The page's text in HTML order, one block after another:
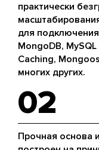
практически
для
MongoDB,
Caching,
многих других.
02
Прочная основа